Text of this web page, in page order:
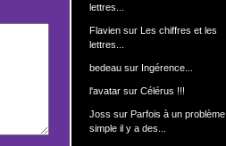
lettres...
Flaviensur Les chiffres et les
lettres...
bedeausur Ingérence...
l'avatarsur Célérus !!!
Joss sur Parfois à un problème
simple il y a des...